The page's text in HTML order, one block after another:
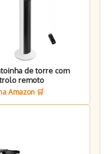
de torre com
remoto
Amazon 🛒